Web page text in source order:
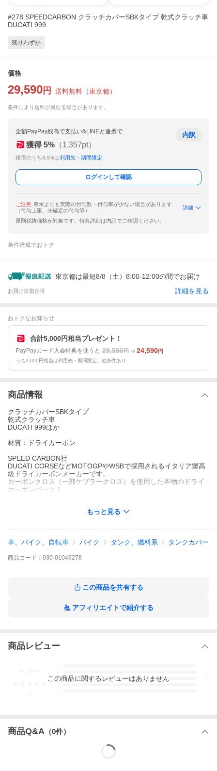
#278 SPEEDCARBON クラッチカバーSBKタイプ 乾式クラッチ車
DUCATI 999
残りわずか
価格
29,590 円 送料無料 （東京都）
条件により送料が異なる場合があります。
全額PayPay残高で支払い&LINEと連携で
獲得 5% （1,357pt）
獲得のうち4.5%は利用先・期間限定
内訳
ログインして確認
ご注意 表示よりも実際の付与数・付与率が少ない場合があります
（付与上限、未確定の付与等）
詳細
原則税抜価格が対象です。特典詳細は内訳でご確認ください。
条件達成でおトク
東京都は最短8/8（土）8:00-12:00の間でお届け
お届け日指定可 詳細を見る
おトクなお知らせ
合計5,000円相当プレゼント！
PayPayカード入会特典を使うと 29,590円 24,590円
うち2,000円相当は利用先・期間限定。他条件あり
商品情報
クラッチカバーSBKタイプ
乾式クラッチ車
DUCATI 999ほか
材質：ドライカーボン
SPEED CARBON社
DUCATI CORSEなどMOTOGPやWSBで採用されるイタリア製高
級ドライカーボンメーカーです。
カーボンクロス（一部ケブラークロス）を使用した本物のドライ
カーボンパーツ！
装などはご購入者様にて行って下さい
もっと見る
車、バイク、自転車 バイク タンク、燃料系 タンクカバー
商品 コード： 030-01049278
この商品を共有する
アフィリエイトで紹介する
商品レビュー
3
この商品に関するレビューはありません
商品Q&A （0件）